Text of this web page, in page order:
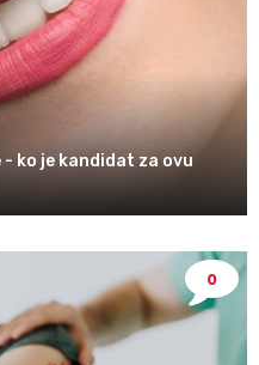
ko je kandidat za ovu
0